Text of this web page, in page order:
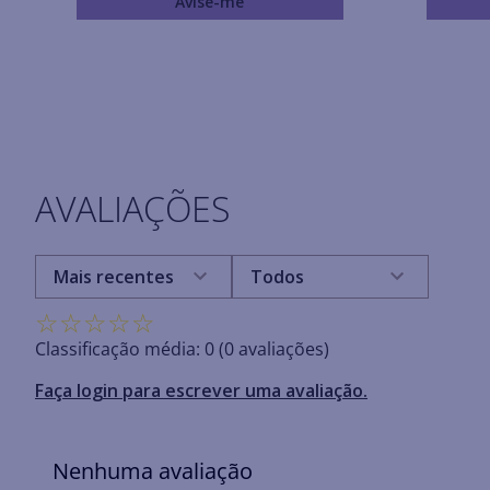
AVALIAÇÕES
☆☆☆☆☆
Classificação média: 0(0 avaliações)
Faça login para escrever uma avaliação.
Mais recentes Todos
Nenhuma avaliação